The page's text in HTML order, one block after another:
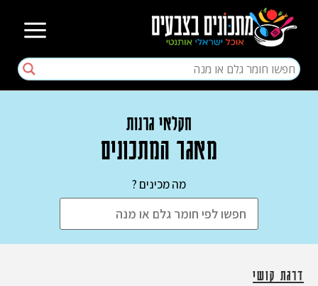
חקלאי גרנות
מאגר המתכונים
מה מכינים ?
דרגת קושי